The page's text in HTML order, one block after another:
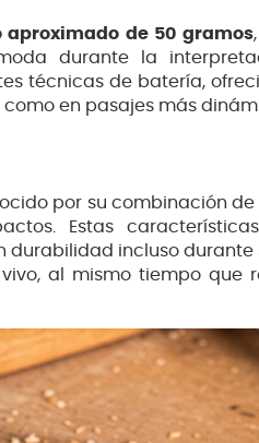
aproximado de 50 gramos
durante la
técnicas de batería,
en pasajes más
por su combinación de
Estas
incluso durante
al mismo tiempo que